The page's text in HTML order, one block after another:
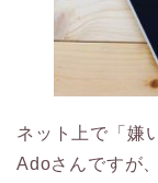
ネット上で「嫌
Adoさんですが